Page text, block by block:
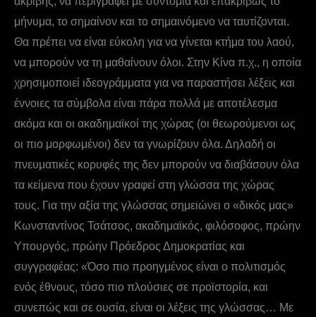
μήνυμα, το σημαίνον και το σημαινόμενο να ταυτίζονται.
Θα πρέπει να είναι εύκολη για να γίνεται κτήμα του λαού,
να μπορούν να τη μαθαίνουν όλοι. Στην Κίνα π.χ., η οποία
χρησιμοποιεί ιδεογράμματα για να παραστήσει λέξεις και
έννοιες τα σύμβολα είναι πάρα πολλά με αποτέλεσμα
ακόμα και οι ακαδημαϊκοί της χώρας (οι θεωρούμενοι ως
οι πιο μορφωμένοι) δεν τα γνωρίζουν όλα. Δηλαδή οι
πνευματικές κορυφές της δεν μπορούν να διαβάσουν όλα
τα κείμενα που έχουν γραφεί στη γλώσσα της χώρας
τους. Για την αξία της γλώσσας σημειώνει ο «δικός μας»
Κωνσταντίνος Τσάτσος, ακαδημαϊκός, φιλόσοφος, πρώην
Υπουργός, πρώην Πρόεδρος Δημοκρατίας και
συγγραφέας: «Όσο πιο προηγμένος είναι ο πολιτισμός
ενός έθνους, τόσο πιο πλούσιες σε προϊστορία, και
συνεπώς και σε ουσία, είναι οι λέξεις της γλώσσας… Με